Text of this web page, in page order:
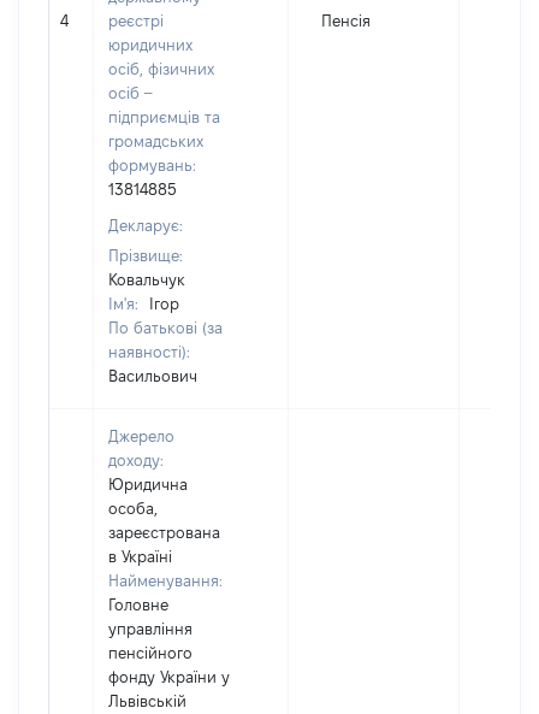
4
реєстрі
юридичних
осіб, фізичних
осіб –
підприємців та
громадських
формувань:
13814885
Декларує:
Прізвище:
Ковальчук
Ім'я:
Ігор
По батькові (за
наявності):
Васильович
Пенсія
Джерело
доходу:
Юридична
особа,
зареєстрована
в Україні
Найменування:
Головне
управління
пенсійного
фонду України у
Львівській